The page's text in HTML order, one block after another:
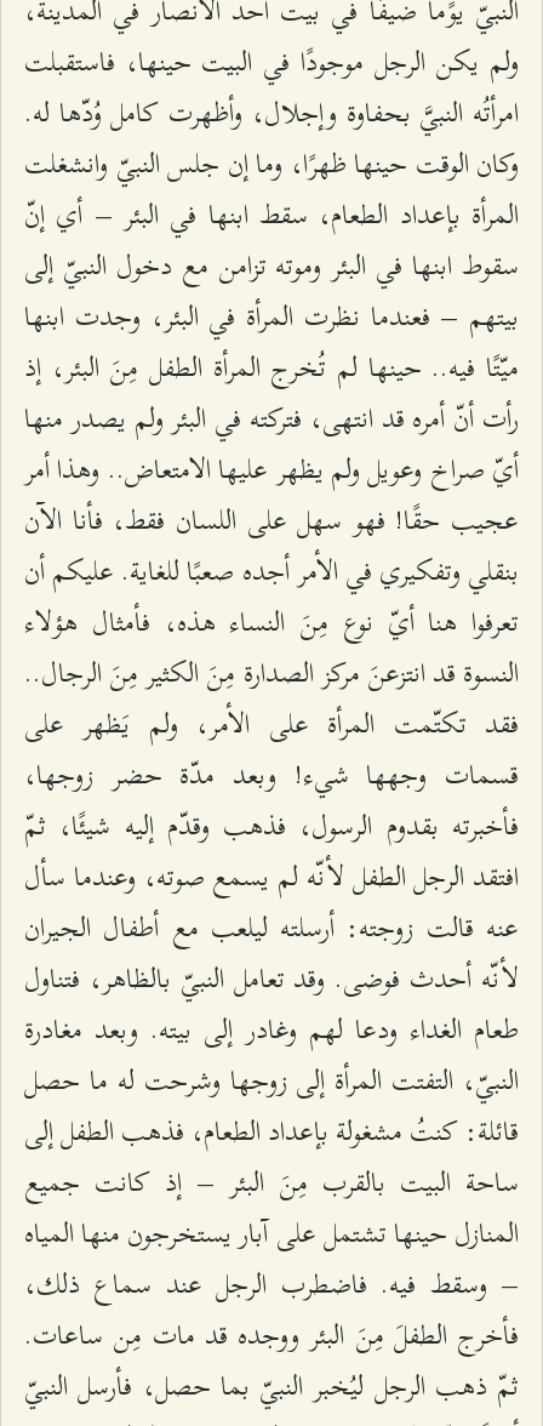
ولم يكن الرجل موجودًا في البيت حينها، فاستقبلت
امرأتُه النبيَّ بحفاوة وإجلال، وأظهرت كامل وُدّها له.
وكان الوقت حينها ظهرًا، وما إن جلس النبيّ وانشغلت
المرأة بإعداد الطعام، سقط ابنها في البئر – أي إنّ
سقوط ابنها في البئر وموته تزامن مع دخول النبيّ إلى
بيتهم – فعندما نظرت المرأة في البئر، وجدت ابنها
ميّتًا فيه.. حينها لم تُخرج المرأة الطفل مِنَ البئر، إذ
رأت أنّ أمره قد انتهى، فتركته في البئر ولم يصدر منها
أيّ صراخ وعويل ولم يظهر عليها الامتعاض.. وهذا أمر
عجيب حقًا! فهو سهل على اللسان فقط، فأنا الآن
بنقلي وتفكيري في الأمر أجده صعبًا للغاية. عليكم أن
تعرفوا هنا أيّ نوع مِنَ النساء هذه، فأمثال هؤلاء
النسوة قد انتزعنَ مركز الصدارة مِنَ الكثير مِنَ الرجال..
فقد تكتّمت المرأة على الأمر، ولم يَظهر على
قسمات وجهها شيء! وبعد مدّة حضر زوجها،
فأخبرته بقدوم الرسول، فذهب وقدّم إليه شيئًا، ثمّ
افتقد الرجل الطفل لأنّه لم يسمع صوته، وعندما سأل
عنه قالت زوجته: أرسلته ليلعب مع أطفال الجيران
لأنّه أحدث فوضى. وقد تعامل النبيّ بالظاهر، فتناول
طعام الغداء ودعا لهم وغادر إلى بيته. وبعد مغادرة
النبيّ، التفتت المرأة إلى زوجها وشرحت له ما حصل
قائلة: كنتُ مشغولة بإعداد الطعام، فذهب الطفل إلى
ساحة البيت بالقرب مِنَ البئر – إذ كانت جميع
المنازل حينها تشتمل على آبار يستخرجون منها المياه
– وسقط فيه. فاضطرب الرجل عند سماع ذلك،
فأخرج الطفلَ مِنَ البئر ووجده قد مات مِن ساعات.
ثمّ ذهب الرجل ليُخبر النبيّ بما حصل، فأرسل النبيّ